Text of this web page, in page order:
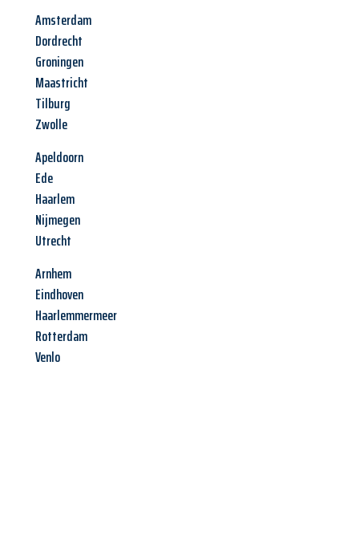
Amsterdam
Dordrecht
Groningen
Maastricht
Tilburg
Zwolle
Apeldoorn
Ede
Haarlem
Nijmegen
Utrecht
Arnhem
Eindhoven
Haarlemmermeer
Rotterdam
Venlo